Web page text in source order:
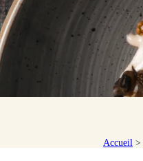
Accueil >